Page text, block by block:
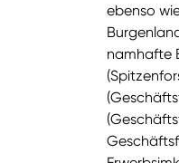
ebenso
namhafte